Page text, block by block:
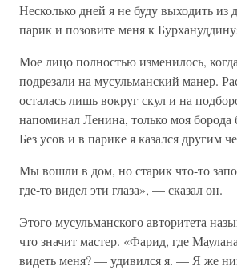
Несколько дней я не буду выходить из
парик и позовите меня к
Мое лицо полностью изменилось,
подрезали на мусульманский манер.
осталась лишь вокруг скул и на
напоминал Ленина, только моя
Без усов и в парике я казался другим
Мы вошли в дом, но старик что-то
где-то видел эти глаза», — сказал он.
Этого мусульманского авторитета
что значит мастер. «Фарид, где
видеть меня? — удивился я. — Я же